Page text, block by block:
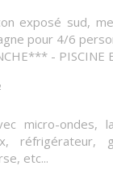
exposé sud,
pour 4/6
- PISCINE
micro-ondes,
réfrigérateur,
etc...